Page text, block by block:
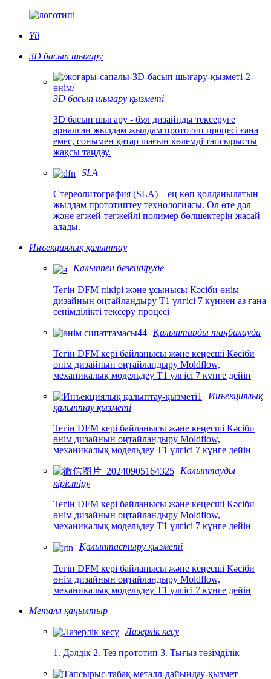
Үй
3D басып шығару
3D басып шығару қызметі
3D басып шығару - бұл дизайнды тексеруге
арналған жылдам жылдам прототип процесі ғана
емес, сонымен қатар шағын көлемді тапсырысты
жақсы таңдау.
SLA
Стереолитография (SLA) – ең көп қолданылатын
жылдам прототиптеу технологиясы. Ол өте дәл
және егжей-тегжейлі полимер бөлшектерін жасай
алады.
Инъекциялық қалыптау
Қалыппен безендіруде
Тегін DFM пікірі және ұсынысы Кәсіби өнім
дизайнын оңтайландыру T1 үлгісі 7 күннен аз ғана
сенімділікті тексеру процесі
Қалыптарды таңбалауда
Тегін DFM кері байланысы және кеңесші Кәсіби
өнім дизайнын оңтайландыру Moldflow,
механикалық модельдеу T1 үлгісі 7 күнге дейін
Инъекциялық
қалыптау қызметі
Тегін DFM кері байланысы және кеңесші Кәсіби
өнім дизайнын оңтайландыру Moldflow,
механикалық модельдеу T1 үлгісі 7 күнге дейін
Қалыптауды
кірістіру
Тегін DFM кері байланысы және кеңесші Кәсіби
өнім дизайнын оңтайландыру Moldflow,
механикалық модельдеу T1 үлгісі 7 күнге дейін
Қалыптастыру қызметі
Тегін DFM кері байланысы және кеңесші Кәсіби
өнім дизайнын оңтайландыру Moldflow,
механикалық модельдеу T1 үлгісі 7 күнге дейін
Металл қаңылтыр
Лазерлік кесу
1. Дәлдік 2. Тез прототип 3. Тығыз төзімділік